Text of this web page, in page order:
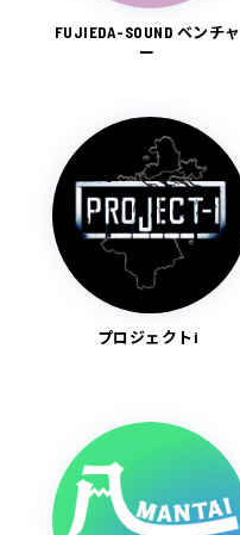
FUJIEDA-SOUND ベンチャ
ー
プロジェクトi